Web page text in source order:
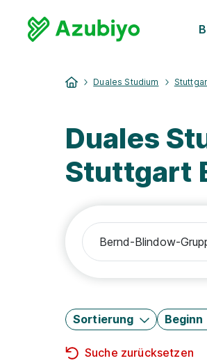
Duales Studium
Duales
Stuttgart
Sortierung Beginn
Suche zurücksetzen